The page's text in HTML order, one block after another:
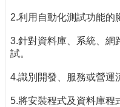
產
專
欄
2.利用自動化測試功能的
3.針對資料庫、系統、網
試。
4.識別開發、服務或營運
5.將安裝程式及資料庫程